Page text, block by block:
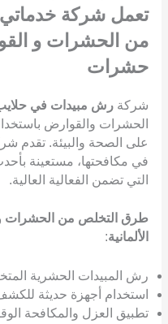
تعمل شركة خدماتي
من الحشرات و
حشرات
شركة رش مبيدات في
الحشرات والقوارض
على الصحة والبيئة. تقدم
في مكافحتها، مستعينة
التي تضمن الفعالية العالية.
طرق التخلص من الحشرات
الألمانية:
رش المبيدات الحشرية
استخدام أجهزة حديثة
تطبيق العزل والمكافحة